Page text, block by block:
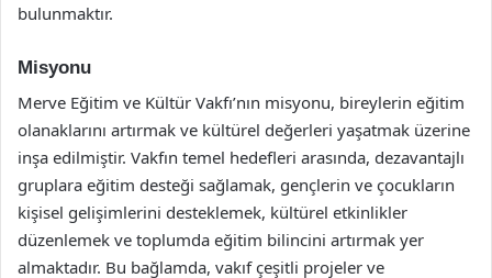
bulunmaktır.
Misyonu
Merve Eğitim ve Kültür Vakfı’nın misyonu, bireylerin eğitim
olanaklarını artırmak ve kültürel değerleri yaşatmak üzerine
inşa edilmiştir. Vakfın temel hedefleri arasında, dezavantajlı
gruplara eğitim desteği sağlamak, gençlerin ve çocukların
kişisel gelişimlerini desteklemek, kültürel etkinlikler
düzenlemek ve toplumda eğitim bilincini artırmak yer
almaktadır. Bu bağlamda, vakıf çeşitli projeler ve